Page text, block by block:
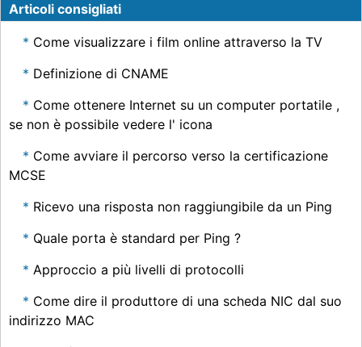
Articoli consigliati
Come visualizzare i film online attraverso la TV
Definizione di CNAME
Come ottenere Internet su un computer portatile ,
se non è possibile vedere l' icona
Come avviare il percorso verso la certificazione
MCSE
Ricevo una risposta non raggiungibile da un Ping
Quale porta è standard per Ping ?
Approccio a più livelli di protocolli
Come dire il produttore di una scheda NIC dal suo
indirizzo MAC